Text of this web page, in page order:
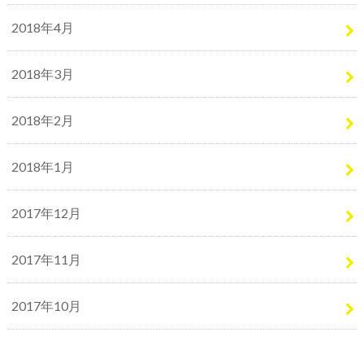
2018年4月
2018年3月
2018年2月
2018年1月
2017年12月
2017年11月
2017年10月